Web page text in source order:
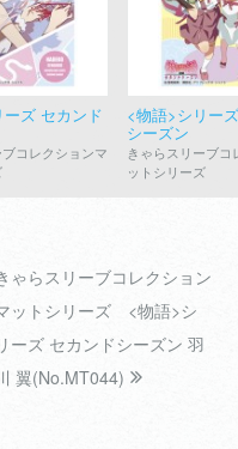
ズ セカンド
コレクションマ
<物語>シリー
シーズン
きゃらスリーブコ
ットシリーズ
ゃらスリーブコレクション
ットシリーズ <物語>シ
ーズ セカンドシーズン 羽
翼(No.MT044)